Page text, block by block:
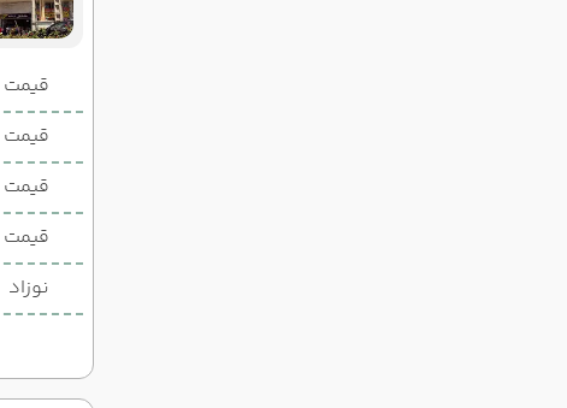
قیمت 2 تخته (هرنفر)
قیمت 1 تخته (هرنفر)
قیمت
نوزاد